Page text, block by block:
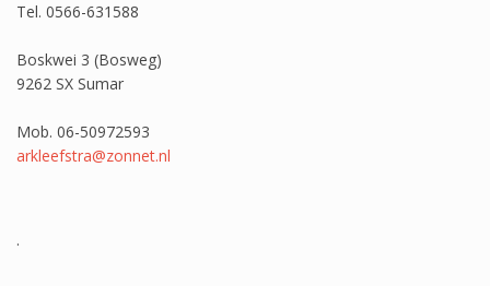
Tel. 0566-631588
Boskwei 3 (Bosweg)
9262 SX Sumar
Mob. 06-50972593
arkleefstra@zonnet.nl
.